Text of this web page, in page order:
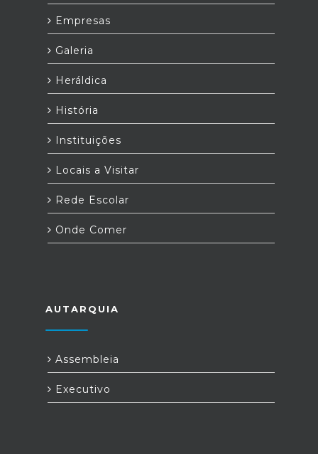
Empresas
Galeria
Heráldica
História
Instituições
Locais a Visitar
Rede Escolar
Onde Comer
AUTARQUIA
Assembleia
Executivo